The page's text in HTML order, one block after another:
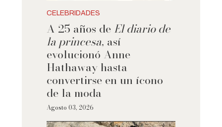
CELEBRIDADES
A 25 años de El diario de
la princesa, así
evolucionó Anne
Hathaway hasta
convertirse en un ícono
de la moda
Agosto 03, 2026